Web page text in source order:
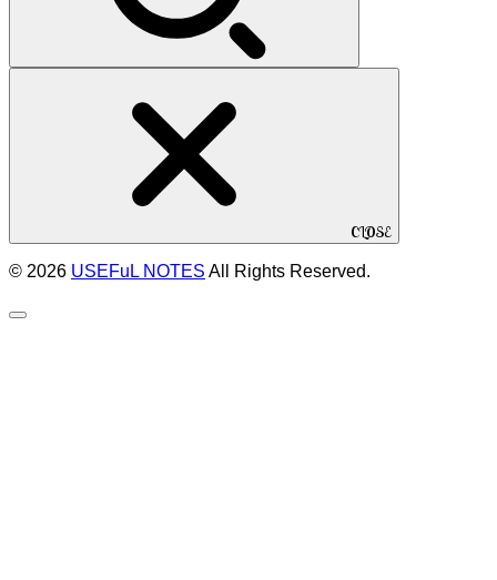
CLOSE
© 2026 USEFuL NOTES All Rights Reserved.